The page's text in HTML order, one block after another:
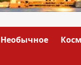
Необычное